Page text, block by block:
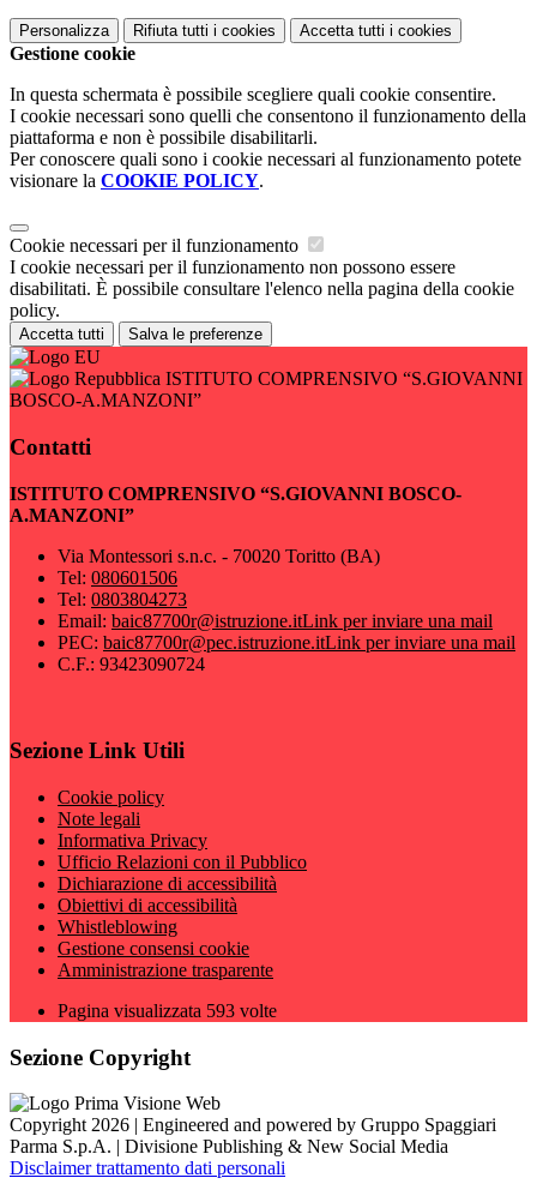
Personalizza Rifiuta tutti i cookies Accetta tutti i cookies
Gestione cookie
In questa schermata è possibile scegliere quali cookie consentire.
I cookie necessari sono quelli che consentono il funzionamento della
piattaforma e non è possibile disabilitarli.
Per conoscere quali sono i cookie necessari al funzionamento potete
visionare la COOKIE POLICY.
Cookie necessari per il funzionamento
I cookie necessari per il funzionamento non possono essere
disabilitati. È possibile consultare l'elenco nella pagina della cookie
policy.
Accetta tutti Salva le preferenze
ISTITUTO COMPRENSIVO “S.GIOVANNI
BOSCO-A.MANZONI”
Contatti
ISTITUTO COMPRENSIVO “S.GIOVANNI BOSCO-
A.MANZONI”
Via Montessori s.n.c. - 70020 Toritto (BA)
Tel: 080601506
Tel: 0803804273
Email: baic87700r@istruzione.itLink per inviare una mail
PEC: baic87700r@pec.istruzione.itLink per inviare una mail
C.F.: 93423090724
Sezione Link Utili
Cookie policy
Note legali
Informativa Privacy
Ufficio Relazioni con il Pubblico
Dichiarazione di accessibilità
Obiettivi di accessibilità
Whistleblowing
Gestione consensi cookie
Amministrazione trasparente
Pagina visualizzata 593 volte
Sezione Copyright
Copyright 2026 | Engineered and powered by Gruppo Spaggiari
Parma S.p.A. | Divisione Publishing & New Social Media
Disclaimer trattamento dati personali